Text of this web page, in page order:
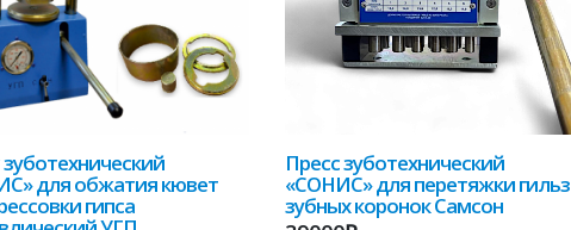
для обжатия кювет
гипса
Пресс зуботехнический
«СОНИС» для перетяжки гильз
зубных коронок Самсон